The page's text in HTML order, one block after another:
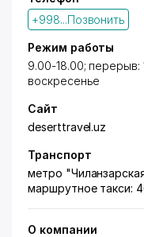
+998...Позвонить
Режим работы
9.00-18.00; перерыв:
воскресенье
Сайт
deserttravel.uz
Транспорт
метро
маршрутное такси:
О компании